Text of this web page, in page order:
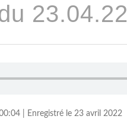
23.04.22
| Enregistré le 23 avril 2022